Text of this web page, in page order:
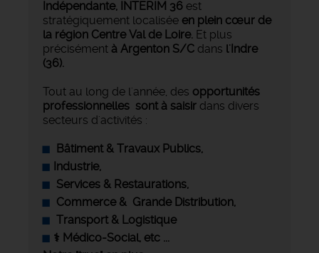
Indépendante, INTERIM 36 est
stratégiquement localisée en plein cœur de
la région Centre Val de Loire. Et plus
précisément à Argenton S/C dans l'Indre
(36).
Tout au long de l'année, des opportunités
professionnelles sont à saisir dans divers
secteurs d'activités :
Bâtiment & Travaux Publics,
Industrie,
‍ Services & Restaurations,
Commerce & Grande Distribution,
Transport & Logistique
‍⚕️ Médico-Social, etc ...